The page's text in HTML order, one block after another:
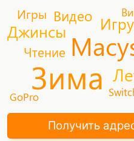
Зима
Джинсы
Видео
Чтение
Игры
GoPro
Получить